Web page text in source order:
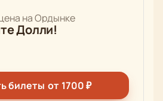
на Ордынке
Долли!
билеты от 1700₽